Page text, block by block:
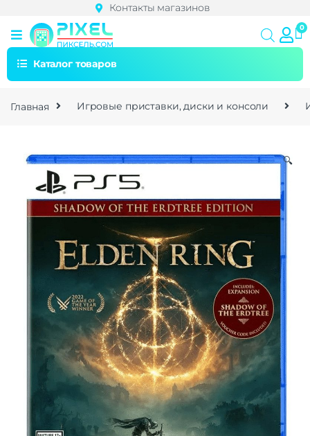
Контакты магазинов
Каталог товаров
Главная Игровые приставки, диски и консоли
🔍